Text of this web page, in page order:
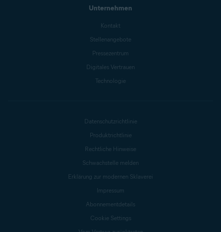
Unternehmen
Kontakt
Stellenangebote
Pressezentrum
Digitales Vertrauen
Technologie
Datenschutzrichtlinie
Produktrichtlinie
Rechtliche Hinweise
Schwachstelle melden
Erklärung zur modernen Sklaverei
Impressum
Abonnementdetails
Cookie Settings